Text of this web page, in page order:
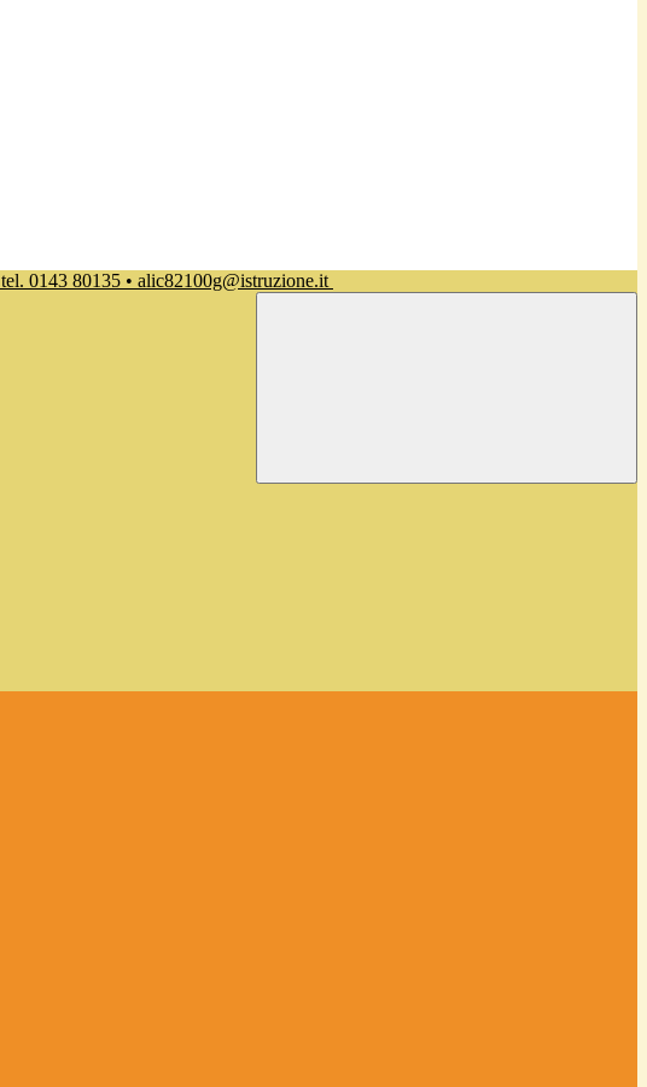
tel. 0143 80135 • alic82100g@istruzione.it